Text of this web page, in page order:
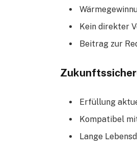
Kein direkter
Beitrag zur
Erfüllung
Kompatibel
Lange